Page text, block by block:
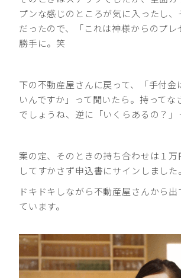
プンな感じのところが気に入ったし、
だったので、「これは神様からのプレ
勝手に。笑
下の不動産屋さんに戻って、「手付金
いんですか」って聞いたら。持ってな
でしょうね、逆に「いくらあるの？」
案の定、そのときの持ち合わせは１万
してすかさず申込書にサインしました。
ドキドキしながら不動産屋さんから出
ています。